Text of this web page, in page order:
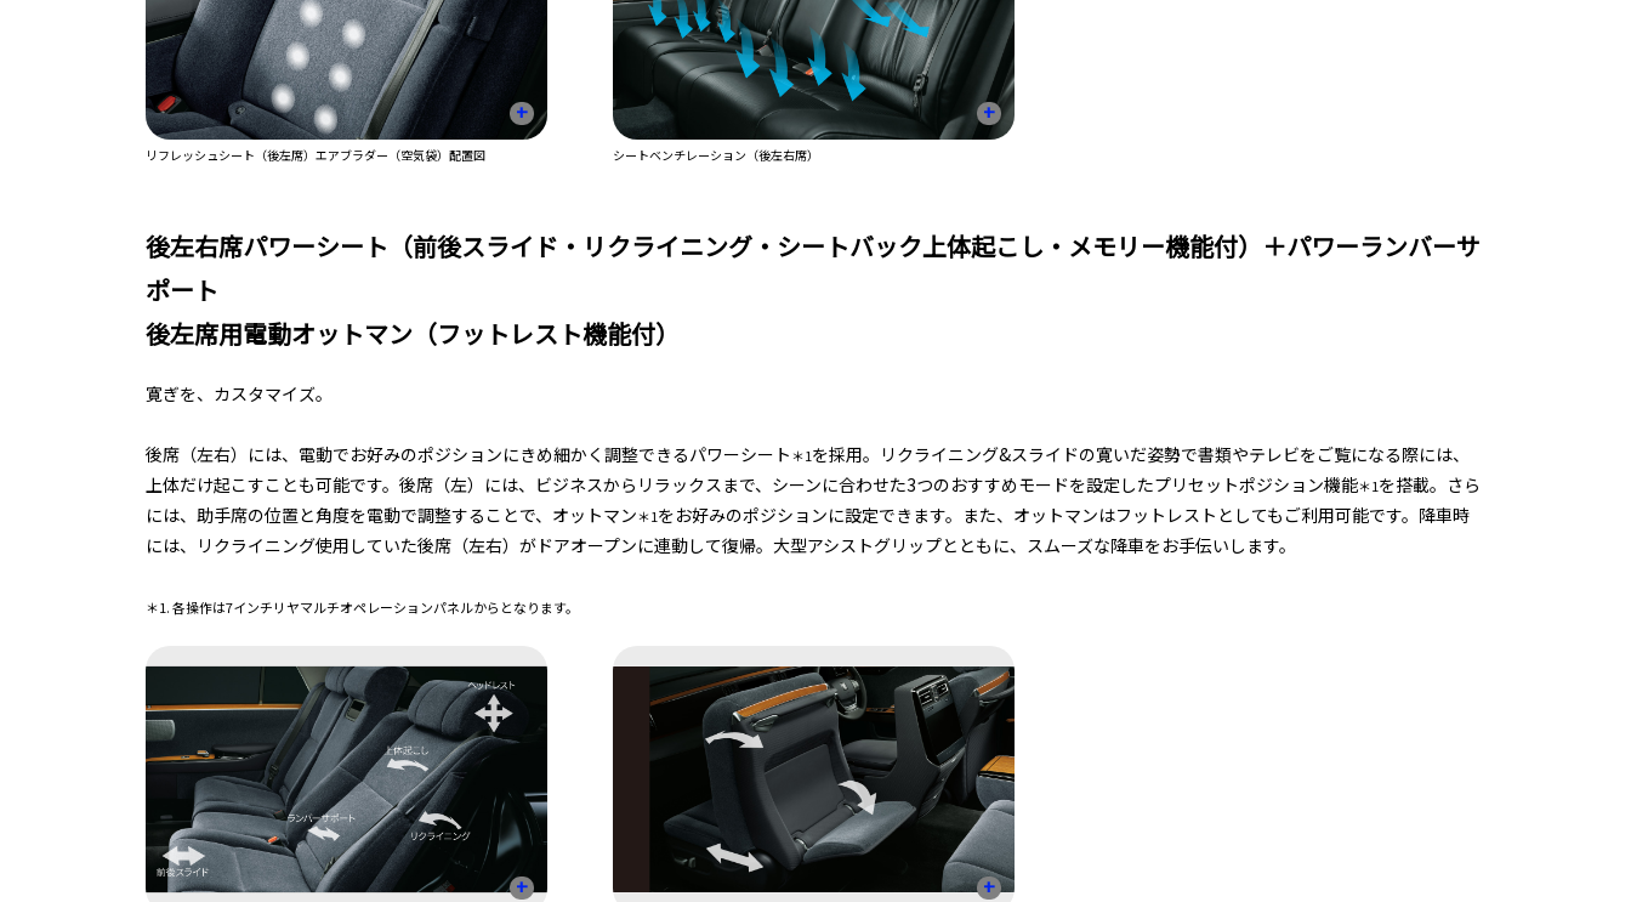
+
リフレッシュシート（後左席）エアブラダー（空気袋）配置図
+
シートベンチレーション（後左右席）
後左右席パワーシート（前後スライド・リクライニング・シートバック上体起こし・メモリー機能付）＋パワーランバーサ
ポート
後左席用電動オットマン（フットレスト機能付）
寛ぎを、カスタマイズ。
後席（左右）には、電動でお好みのポジションにきめ細かく調整できるパワーシート＊1を採用。リクライニング&スライドの寛いだ姿勢で書類やテレビをご覧になる際には、
上体だけ起こすことも可能です。後席（左）には、ビジネスからリラックスまで、シーンに合わせた3つのおすすめモードを設定したプリセットポジション機能＊1を搭載。さら
には、助手席の位置と角度を電動で調整することで、オットマン＊1をお好みのポジションに設定できます。また、オットマンはフットレストとしてもご利用可能です。降車時
には、リクライニング使用していた後席（左右）がドアオープンに連動して復帰。大型アシストグリップとともに、スムーズな降車をお手伝いします。
＊1. 各操作は7インチリヤマルチオペレーションパネルからとなります。
+ +